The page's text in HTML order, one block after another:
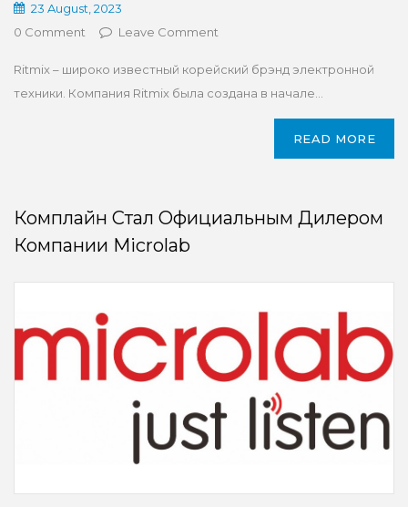
23 August, 2023
0 Comment
Leave Comment
Ritmix – широко известный корейский брэнд электронной
техники. Компания Ritmix была создана в начале...
READ MORE
Комплайн Стал Официальным Дилером
Компании Microlab